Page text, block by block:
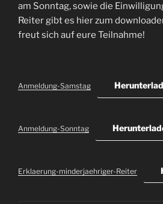
am Sonntag, sowie die
Reiter gibt es hier zum
freut sich auf eure Teilnahme!
Anmeldung-Samstag
Anmeldung-Sonntag
Erklaerung-minderjaehriger-Reiter